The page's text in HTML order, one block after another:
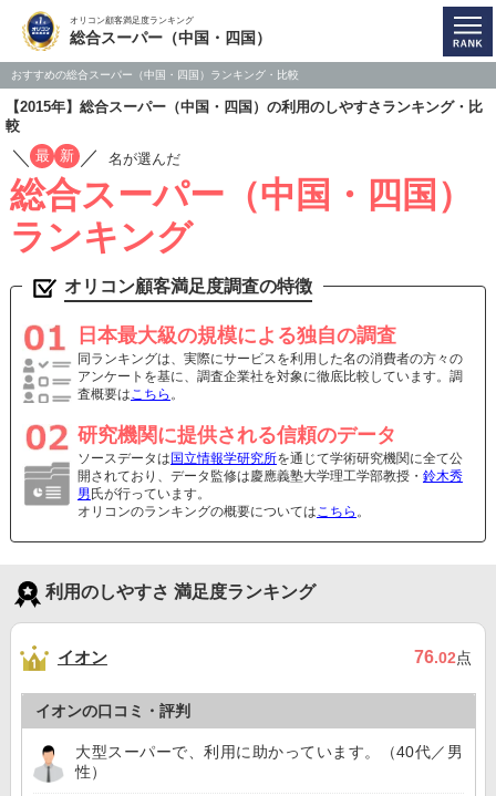
オリコン顧客満足度ランキング
総合スーパー（中国・四国）
おすすめの総合スーパー（中国・四国）ランキング・比較
【2015年】総合スーパー（中国・四国）の利用のしやすさランキング・比
較
／ 最 新 ／ 名が選んだ
総合スーパー（中国・四国）
ランキング
オリコン顧客満足度調査の特徴
日本最大級の規模による独自の調査
同ランキングは、実際にサービスを利用した名の消費者の方々の
アンケートを基に、調査企業社を対象に徹底比較しています。調
査概要はこちら 。
研究機関に提供される信頼のデータ
ソースデータは 国立情報学研究所を通じて学術研究機関に全て公
開されており、データ監修は慶應義塾大学理工学部教授・ 鈴木秀
男 氏が行っています。
オリコンのランキングの概要についてはこちら 。
利用のしやすさ 満足度ランキング
イオン 76.02点
イオンの口コミ・評判
大型スーパーで、利用に助かっています。（40代／男
性）